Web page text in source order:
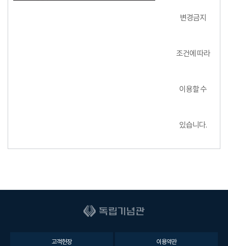
변경금지
조건에 따라
이용할 수
있습니다.
고객헌장 이용약관